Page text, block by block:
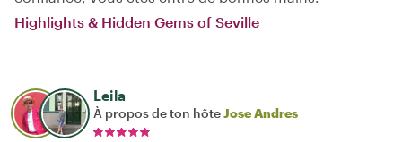
Highlights & Hidden Gems of Seville
Leila
À propos de ton hôteJose Andres